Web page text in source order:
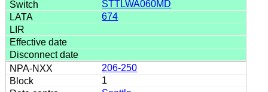
STTLWA060MD
674
206-250
1